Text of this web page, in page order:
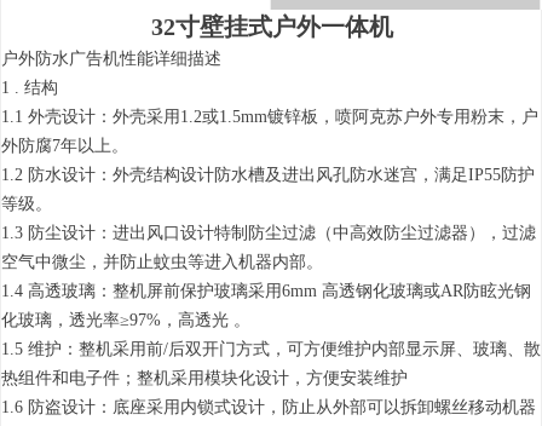
32寸壁挂式户外一体机
户外防水广告机性能详细描述
1 . 结构
1.1 外壳设计：外壳采用1.2或1.5mm镀锌板，喷阿克苏户外专用粉末，户
外防腐7年以上。
1.2 防水设计：外壳结构设计防水槽及进出风孔防水迷宫，满足IP55防护
等级。
1.3 防尘设计：进出风口设计特制防尘过滤（中高效防尘过滤器），过滤
空气中微尘，并防止蚊虫等进入机器内部。
1.4 高透玻璃：整机屏前保护玻璃采用6mm 高透钢化玻璃或AR防眩光钢
化玻璃，透光率≥97%，高透光 。
1.5 维护：整机采用前/后双开门方式，可方便维护内部显示屏、玻璃、散
热组件和电子件；整机采用模块化设计，方便安装维护
1.6 防盗设计：底座采用内锁式设计，防止从外部可以拆卸螺丝移动机器